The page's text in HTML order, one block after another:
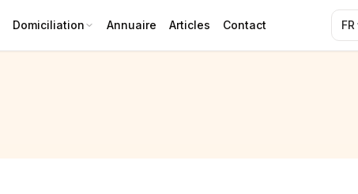
Domiciliation Annuaire Articles Contact FR